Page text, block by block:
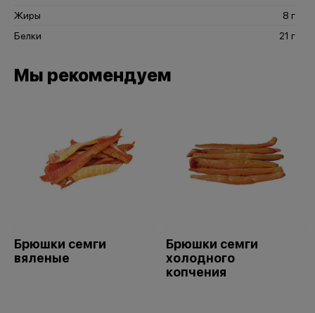
Жиры
8 г
Белки
21 г
Мы рекомендуем
Брюшки семги
вяленые
Брюшки семги
холодного
копчения